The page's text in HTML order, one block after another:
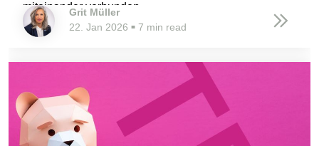
miteinander verbunden.
Grit Müller
22. Jan 2026 ■ 7 min read